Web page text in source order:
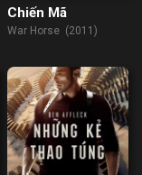
Chiến Mã
War Horse (2011)